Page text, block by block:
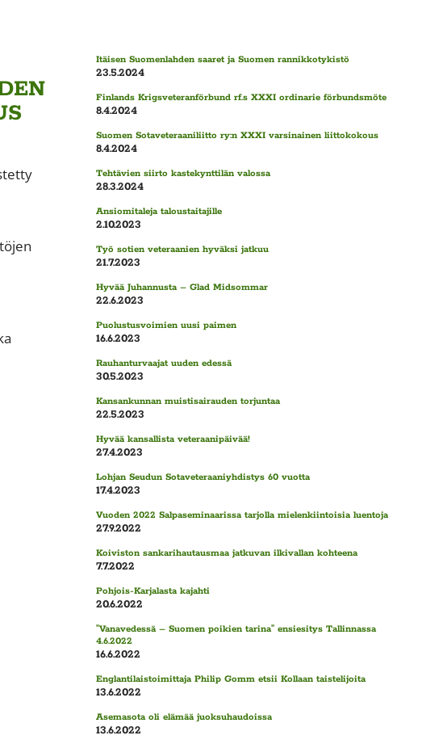
Itäisen Suomenlahden saaret ja Suomen rannikkotykistö
23.5.2024
Finlands Krigsveteranförbund rf.s XXXI ordinarie förbundsmöte
8.4.2024
Suomen Sotaveteraaniliitto ry:n XXXI varsinainen liittokokous
8.4.2024
Tehtävien siirto kastekynttilän valossa
28.3.2024
Ansiomitaleja taloustaitajille
2.10.2023
Työ sotien veteraanien hyväksi jatkuu
21.7.2023
Hyvää Juhannusta – Glad Midsommar
22.6.2023
Puolustusvoimien uusi paimen
16.6.2023
Rauhanturvaajat uuden edessä
30.5.2023
Kansankunnan muistisairauden torjuntaa
22.5.2023
Hyvää kansallista veteraanipäivää!
27.4.2023
Lohjan Seudun Sotaveteraaniyhdistys 60 vuotta
17.4.2023
Vuoden 2022 Salpaseminaarissa tarjolla mielenkiintoisia luentoja
27.9.2022
Koiviston sankarihautausmaa jatkuvan ilkivallan kohteena
7.7.2022
Pohjois-Karjalasta kajahti
20.6.2022
”Vanavedessä – Suomen poikien tarina” ensiesitys Tallinnassa
4.6.2022
16.6.2022
Englantilaistoimittaja Philip Gomm etsii Kollaan taistelijoita
13.6.2022
Asemasota oli elämää juoksuhaudoissa
13.6.2022